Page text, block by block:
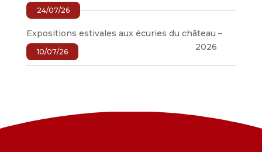
24/07/26
Expositions estivales aux écuries du château –
2026
10/07/26